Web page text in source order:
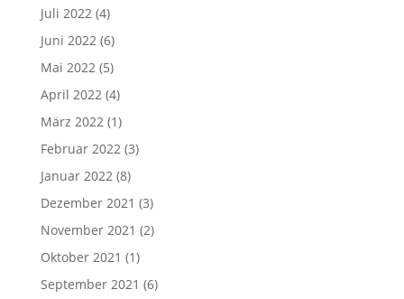
Juli 2022(4)
Juni 2022(6)
Mai 2022(5)
April 2022(4)
März 2022(1)
Februar 2022(3)
Januar 2022(8)
Dezember 2021 (3)
November 2021 (2)
Oktober 2021 (1)
September 2021 (6)